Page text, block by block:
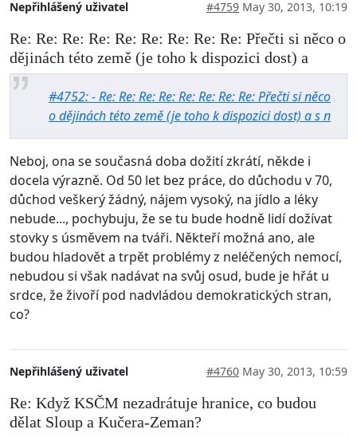
Nepřihlášený uživatel #4759 May 30, 2013, 10:19
Re: Re: Re: Re: Re: Re: Re: Re: Re: Přečti si něco o
dějinách této země (je toho k dispozici dost) a
#4752: - Re: Re: Re: Re: Re: Re: Re: Re: Přečti si něco
o dějinách této země (je toho k dispozici dost) a s n
Neboj, ona se současná doba dožití zkrátí, někde i
docela výrazně. Od 50 let bez práce, do důchodu v 70,
důchod veškerý žádný, nájem vysoký, na jídlo a léky
nebude..., pochybuju, že se tu bude hodně lidí dožívat
stovky s úsměvem na tváři. Někteří možná ano, ale
budou hladovět a trpět problémy z neléčených nemocí,
nebudou si však nadávat na svůj osud, bude je hřát u
srdce, že živoří pod nadvládou demokratických stran,
co?
Nepřihlášený uživatel #4760 May 30, 2013, 10:59
Re: Když KSČM nezadrátuje hranice, co budou
dělat Sloup a Kučera-Zeman?